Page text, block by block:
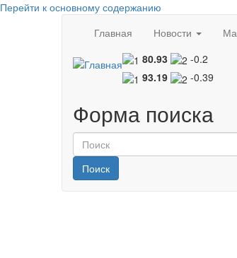
Перейти к основному содержанию
Главная
Новости
80.93
-0.2
93.19
-0.39
Форма поиска
Поиск